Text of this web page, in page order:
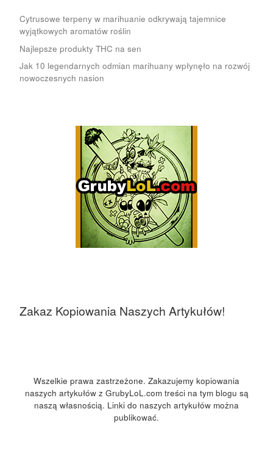
Cytrusowe terpeny w marihuanie odkrywają tajemnice
wyjątkowych aromatów roślin
Najlepsze produkty THC na sen
Jak 10 legendarnych odmian marihuany wpłynęło na rozwój
nowoczesnych nasion
Zakaz Kopiowania Naszych Artykułów!
Wszelkie prawa zastrzeżone. Zakazujemy kopiowania
naszych artykułów z GrubyLoL.com treści na tym blogu są
naszą własnością. Linki do naszych artykułów można
publikować.